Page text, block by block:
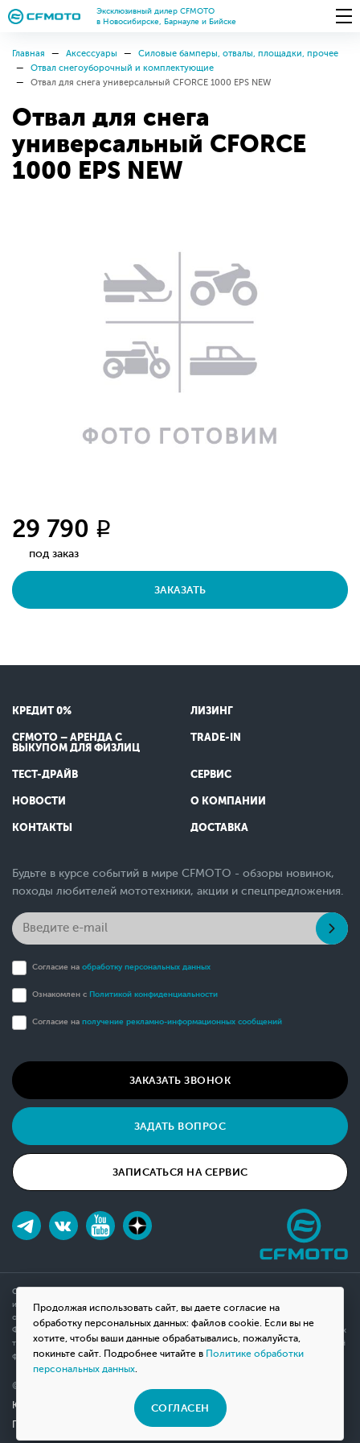
Продолжая использовать сайт, вы даете согласие на
обработку персональных данных: файлов cookie. Если вы не
хотите, чтобы ваши данные обрабатывались, пожалуйста,
покиньте сайт. Подробнее читайте в Политике обработки
персональных данных.
СОГЛАСЕН
Эксклюзивный дилер CFMOTO
в Новосибирске, Барнауле и Бийске
Главная Аксессуары
Силовые бамперы, отвалы, площадки, прочее
Отвал снегоуборочный и комплектующие
Отвал для снега универсальный CFORCE 1000 EPS NEW
Отвал для снега
универсальный CFORCE
1000 EPS NEW
29 790 q
под заказ
ЗАКАЗАТЬ
КРЕДИТ 0% ЛИЗИНГ
CFMOTO – АРЕНДА С
ВЫКУПОМ ДЛЯ ФИЗЛИЦ
TRADE-IN
ТЕСТ-ДРАЙВ СЕРВИС
НОВОСТИ О КОМПАНИИ
КОНТАКТЫ ДОСТАВКА
Будьте в курсе событий в мире CFMOTO - обзоры новинок,
походы любителей мототехники, акции и спецпредложения.
Согласие на обработку персональных данных
Ознакомлен с Политикой конфиденциальности
Согласие на получение рекламно-информационных сообщений
ЗАКАЗАТЬ ЗВОНОК
ЗАДАТЬ ВОПРОС
ЗАПИСАТЬСЯ НА СЕРВИС
Обращаем ваше внимание на то, что данный интернет-сайт носит исключительно
информационный характер и ни при каких условиях не является публичной офертой,
определяемой положениями Статьи 437(2) Гражданского кодекса Российской
Федерации. Для получения подробной информации о наличии и стоимости указанных
товаров, пожалуйста, обращайтесь к менеджерам компании с помощью специальной
формы связи на сайте или по телефону.
© 2026 Мотосалон «ВНЕ ДОРОГ»
Юридическая информация
Политика конфиденциальности